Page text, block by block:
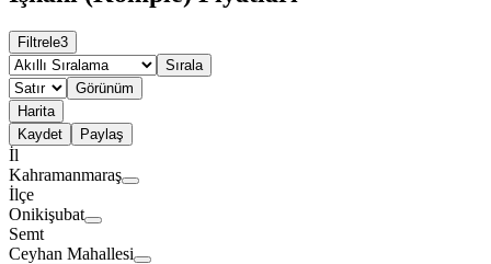
Filtrele3
Sırala
Görünüm
Harita
Kaydet
Paylaş
İl
Kahramanmaraş
İlçe
Onikişubat
Semt
Ceyhan Mahallesi